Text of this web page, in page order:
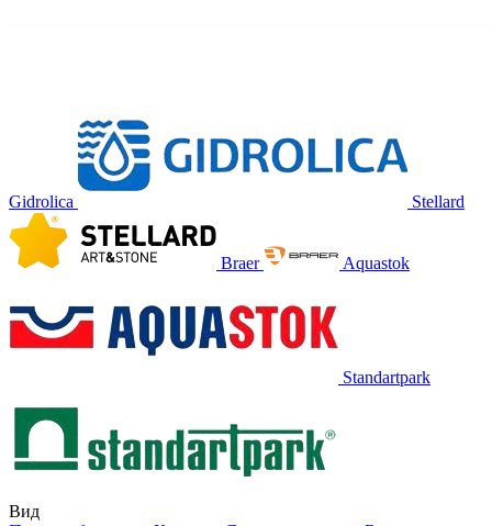
Gidrolica Stellard
Braer Aquastok
Standartpark
Вид